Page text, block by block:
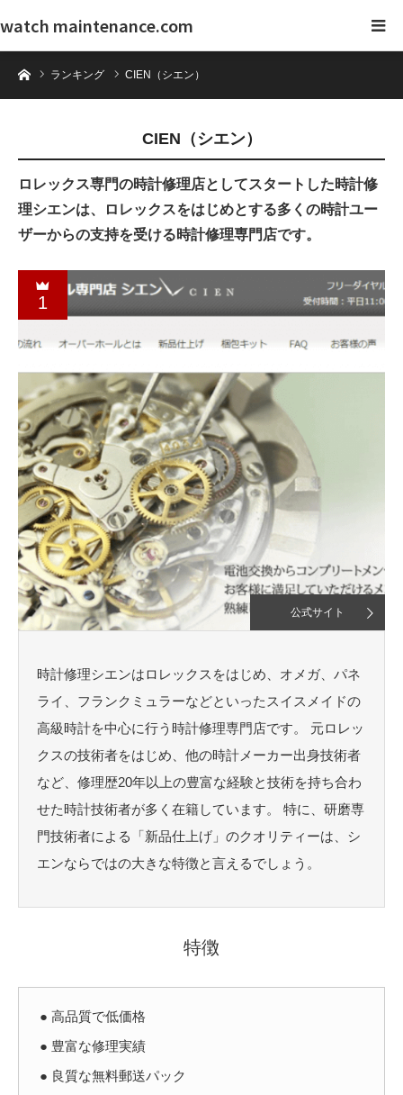
watch maintenance.com
ホームランキング CIEN（シエン）
CIEN（シエン）
ロレックス専門の時計修理店としてスタートした時計修
理シエンは、ロレックスをはじめとする多くの時計ユー
ザーからの支持を受ける時計修理専門店です。
1
公式サイト
時計修理シエンはロレックスをはじめ、オメガ、パネ
ライ、フランクミュラーなどといったスイスメイドの
高級時計を中心に行う時計修理専門店です。 元ロレッ
クスの技術者をはじめ、他の時計メーカー出身技術者
など、修理歴20年以上の豊富な経験と技術を持ち合わ
せた時計技術者が多く在籍しています。 特に、研磨専
門技術者による「新品仕上げ」のクオリティーは、シ
エンならではの大きな特徴と言えるでしょう。
特徴
● 高品質で低価格
● 豊富な修理実績
● 良質な無料郵送パック